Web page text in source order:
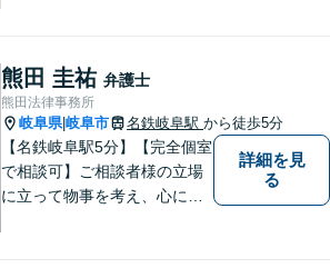
ざした弁護士】難解な事件に
対応するため、必要な場合に
は他事務所の弁護士と連携し
ます。ご相談下さい。
熊田 圭祐 弁護士
熊田法律事務所
岐阜県|岐阜市 名鉄岐阜駅 から徒歩5分
【名鉄岐阜駅5分】【完全個室
で相談可】ご相談者様の立場
に立って物事を考え、心に寄
詳細を見
る